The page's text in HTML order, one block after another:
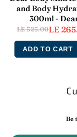
and Body
300ml -
LE 525.00LE
ADD TO CART
Be